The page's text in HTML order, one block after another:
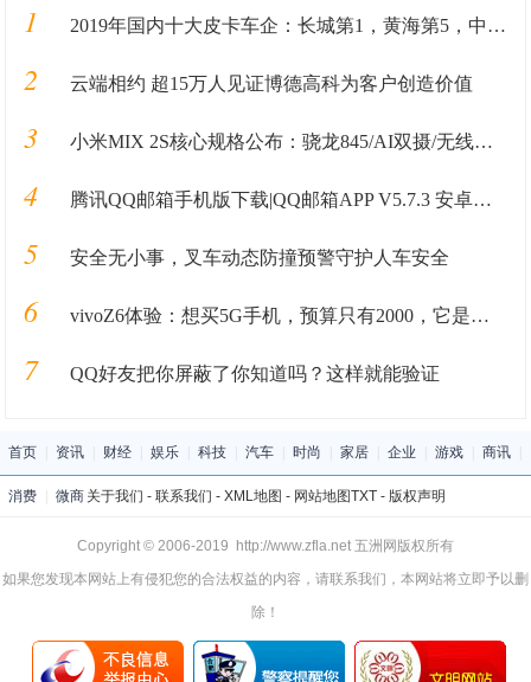
1 2019年国内十大皮卡车企：长城第1，黄海第5，中兴第8，大乘第10
2 云端相约 超15万人见证博德高科为客户创造价值
3 小米MIX 2S核心规格公布：骁龙845/AI双摄/无线快充
4 腾讯QQ邮箱手机版下载|QQ邮箱APP V5.7.3 安卓最新版 下载_当下软件园
5 安全无小事，叉车动态防撞预警守护人车安全
6 vivoZ6体验：想买5G手机，预算只有2000，它是个选择
7 QQ好友把你屏蔽了你知道吗？这样就能验证
首页 资讯 财经 娱乐 科技 汽车 时尚 家居 企业 游戏 商讯
消费 微商 关于我们 - 联系我们 - XML地图 - 网站地图TXT- 版权声明
Copyright © 2006-2019 http://www.zfla.net 五洲网版权所有
如果您发现本网站上有侵犯您的合法权益的内容，请联系我们，本网站将立即予以删
除！